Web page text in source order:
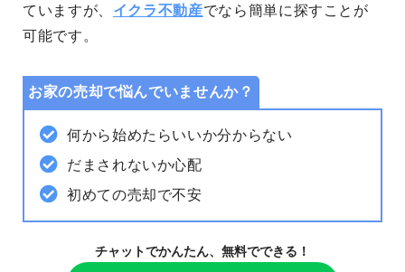
ていますが、 イクラ不動産でなら簡単に探すことが
可能です。
お家の売却で悩んでいませんか？
何から始めたらいいか分からない
だまされないか心配
初めての売却で不安
チャットでかんたん、無料でできる！